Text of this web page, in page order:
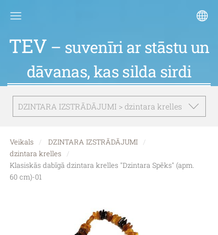
TEV – suvenīri ar stāstu un
dāvanas, kas silda sirdi
DZINTARA IZSTRĀDĀJUMI > dzintara krelles
Veikals
DZINTARA IZSTRĀDĀJUMI
dzintara krelles
Klasiskās dabīgā dzintara krelles "Dzintara Spēks" (apm.
60 cm)-01